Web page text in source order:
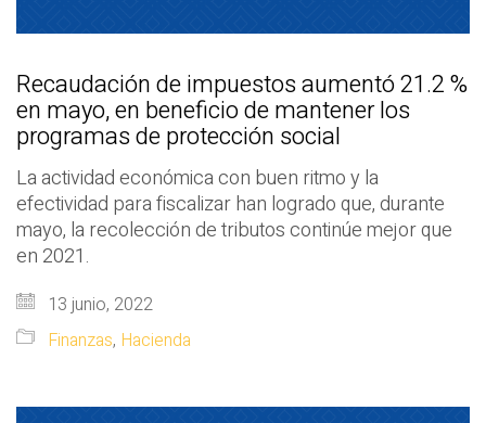
Recaudación de impuestos aumentó 21.2 %
en mayo, en beneficio de mantener los
programas de protección social
La actividad económica con buen ritmo y la
efectividad para fiscalizar han logrado que, durante
mayo, la recolección de tributos continúe mejor que
en 2021.
13 junio, 2022
Finanzas, Hacienda